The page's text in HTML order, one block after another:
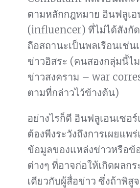
ตามหลักกฎหมาย อินฟลูเอ
(influencer) ที่ไม่ได้สังกั
ถือสถานะเป็นพลเรือนเช่น
ข่าวอิสระ (คนสองกลุ่มนี้ไ
ข่าวสงคราม – war
ตามที่กล่าวไว้ข้างต้น)
อย่างไรก็ดี อินฟลูเอนเซอร์
ต้องพีงระวังถึงการเผยแพร่
ข้อมูลของแหล่งข่าวหรือข้
ต่างๆ ที่อาจก่อให้เกิดผลก
เดียวกับผู้สื่อข่าว ซึ่งถ้าพิสู